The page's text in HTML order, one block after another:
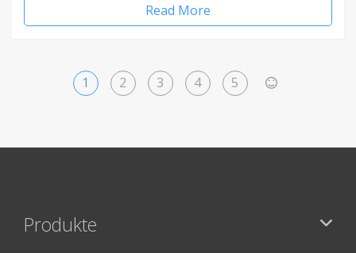
Read More
1 2 3 4 5
Produkte